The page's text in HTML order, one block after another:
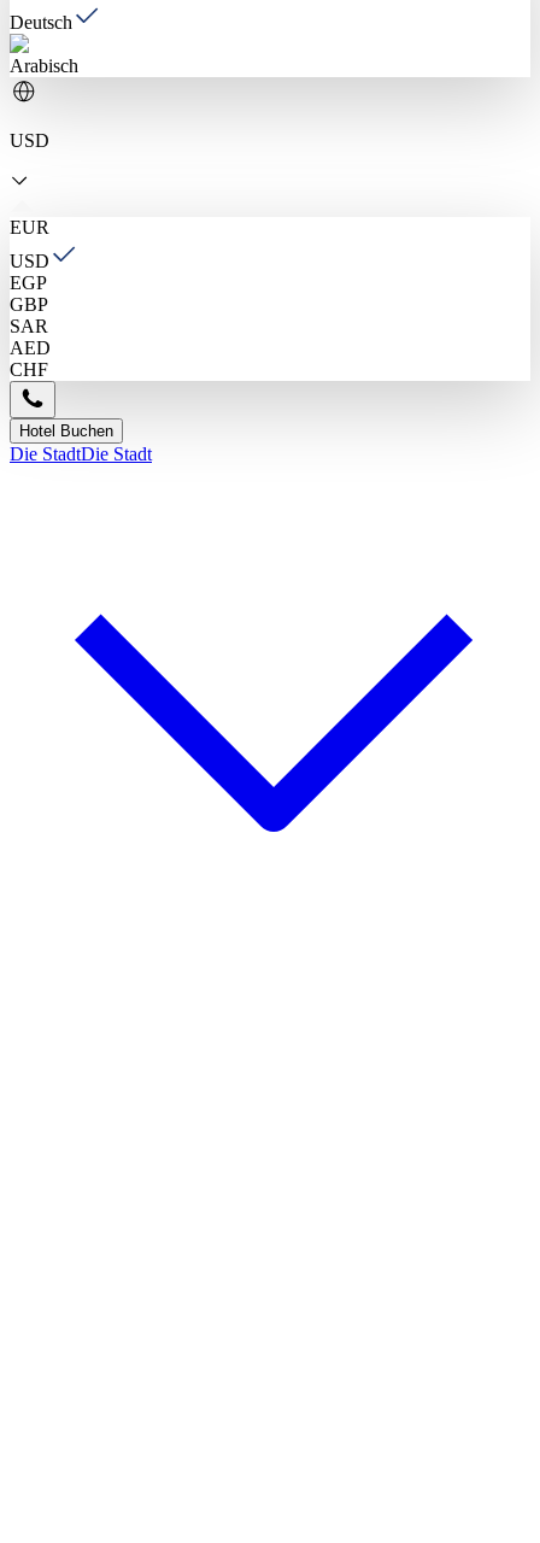
Deutsch
Arabisch
USD
EUR
USD
EGP
GBP
SAR
AED
CHF
Hotel Buchen
Die StadtDie Stadt